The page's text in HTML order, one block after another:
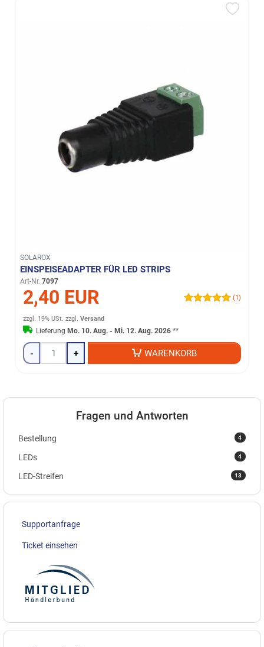
SOLAROX
EINSPEISEADAPTER FÜR LED STRIPS
Art-Nr. 7097
2,40 EUR (1)
zzgl. 19% USt. zzgl.Versand
LieferungMo. 10. Aug. - Mi. 12. Aug. 2026 **
- + WARENKORB
Fragen und Antworten
4
Bestellung
4
LEDs
13
LED-Streifen
Supportanfrage
Ticket einsehen